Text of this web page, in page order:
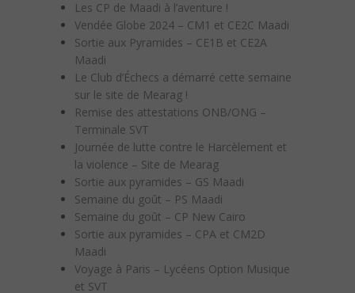
Les CP de Maadi à l’aventure !
Vendée Globe 2024 – CM1 et CE2C Maadi
Sortie aux Pyramides – CE1B et CE2A
Maadi
Le Club d’Échecs a démarré cette semaine
sur le site de Mearag !
Remise des attestations ONB/ONG –
Terminale SVT
Journée de lutte contre le Harcèlement et
la violence – Site de Mearag
Sortie aux pyramides – GS Maadi
Semaine du goût – PS Maadi
Semaine du goût – CP New Cairo
Sortie aux pyramides – CPA et CM2D
Maadi
Voyage à Paris – Lycéens Option Musique
et SVT